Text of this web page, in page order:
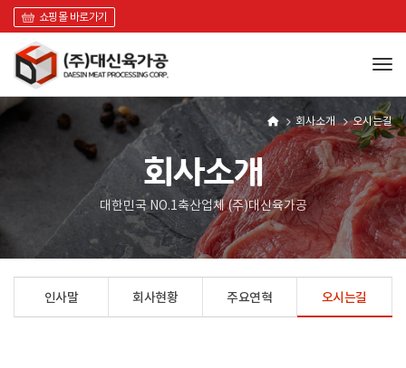
쇼핑몰 바로가기
회사소개
대한민국 NO.1축산업체 (주)대신육가공
회사소개 오시는길
인사말 회사현황 주요연혁 오시는길